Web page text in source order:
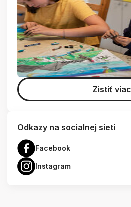
Zistiť viac
Odkazy na socialnej sieti
Facebook
Instagram